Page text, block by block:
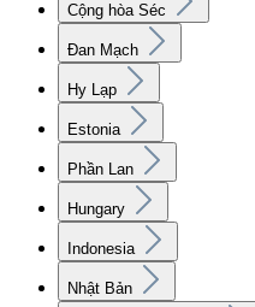
Cộng hòa Séc
Đan Mạch
Hy Lạp
Estonia
Phần Lan
Hungary
Indonesia
Nhật Bản